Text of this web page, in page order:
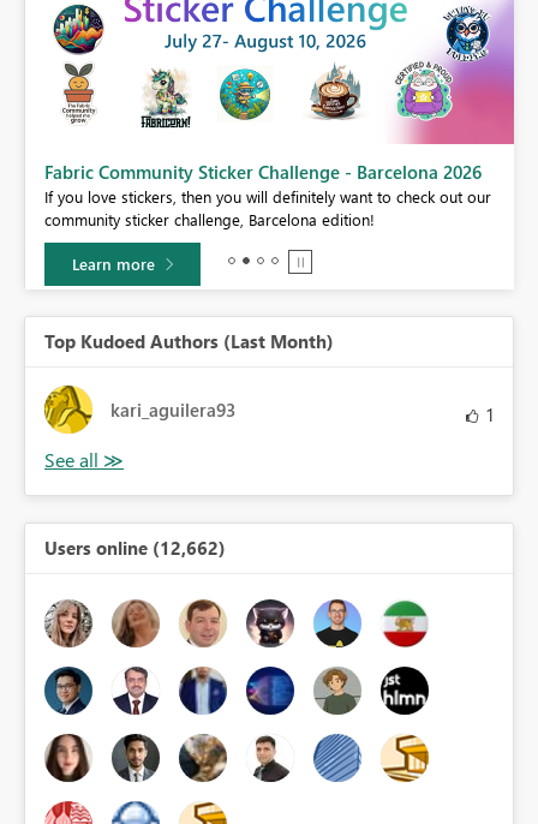
Fabric Community Sticker Challenge - Barcelona 2026
If you love stickers, then you will definitely want to check out our
community sticker challenge, Barcelona edition!
Learn more
Top Kudoed Authors (Last Month)
kari_aguilera93 1
Users online (12,662)